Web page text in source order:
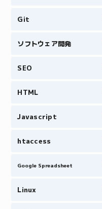
Git
ソフトウェア開発
SEO
HTML
Javascript
htaccess
Google Spreadsheet
Linux